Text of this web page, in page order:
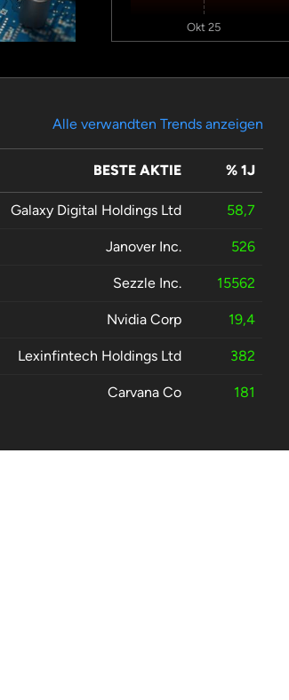
Okt 25
BESTE AKTIE % 1J
Galaxy Digital Holdings Ltd 58,7
Janover Inc. 526
Sezzle Inc. 15562
Nvidia Corp 19,4
Lexinfintech Holdings Ltd 382
Carvana Co 181
Alle verwandten Trends anzeigen